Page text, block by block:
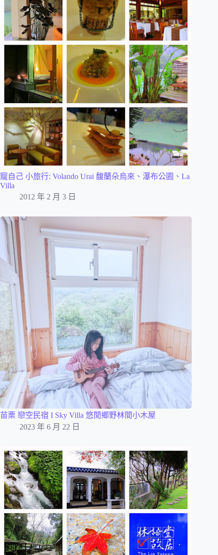
寵自己 小旅行: Volando Urai 馥蘭朵烏來、瀑布公園、La
Villa
2012 年 2 月 3 日
苗栗 戀空民宿 I Sky Villa 悠閒鄉野林間小木屋
2023 年 6 月 22 日